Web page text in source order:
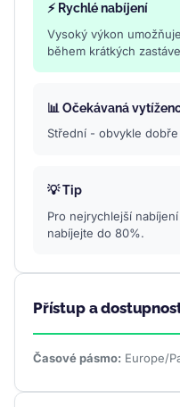
⚡ Rychlé nabíjení
Vysoký výkon
během krátkých
📊 Očekávaná
Střední - obvykle
💡 Tip
Pro nejrychlejší
nabíjejte do 80%.
Přístup a
Časové pásmo: Europe/